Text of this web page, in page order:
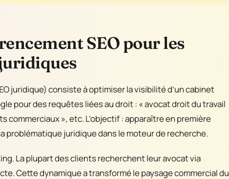
SEO pour les
juridique) consiste à optimiser la visibilité d’un cabinet
pour des requêtes liées au droit : « avocat droit du travail
commerciaux », etc. L’objectif : apparaître en première
juridique dans le moteur de recherche.
La plupart des clients recherchent leur avocat via
Cette dynamique a transformé le paysage commercial du